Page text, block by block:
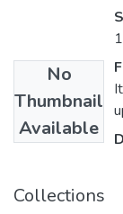
No
Thumbnail
Available
Collections